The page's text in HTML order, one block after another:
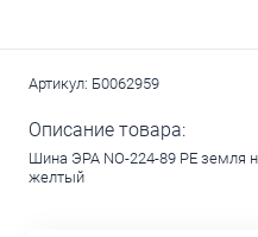
Артикул: Б0062959
Описание товара:
Шина ЭРА NO-224-89 PE земля
желтый